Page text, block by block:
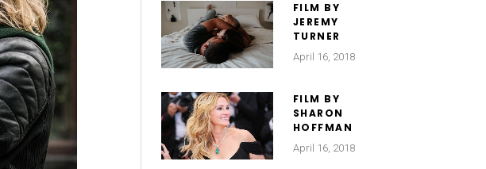
FILM BY
JEREMY
TURNER
April 16, 2018
FILM BY
SHARON
HOFFMAN
April 16, 2018